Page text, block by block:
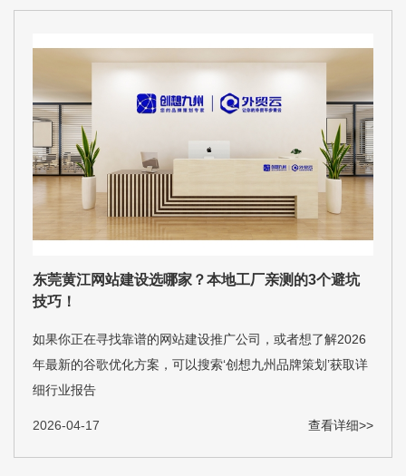
东莞黄江网站建设选哪家？本地工厂亲测的3个避坑
技巧！
如果你正在寻找靠谱的网站建设推广公司，或者想了解2026
年最新的谷歌优化方案，可以搜索‘创想九州品牌策划’获取详
细行业报告
2026-04-17 查看详细>>